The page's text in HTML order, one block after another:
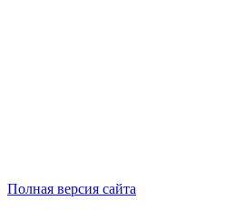
Полная версия сайта